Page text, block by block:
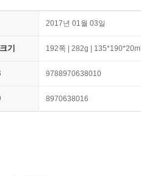
2017년 01월 03일
기 192쪽 | 282g |
9788970638010
8970638016